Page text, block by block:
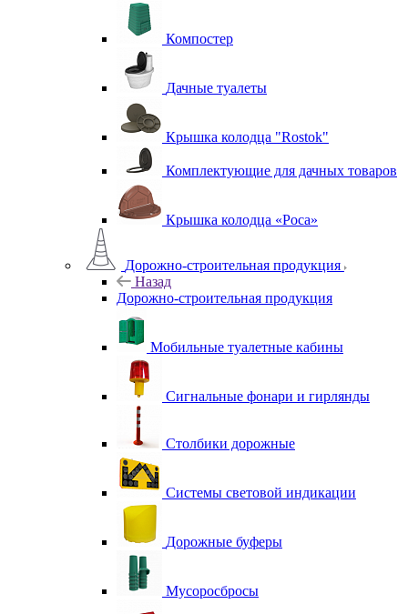
Компостер
Дачные туалеты
Крышка колодца "Rostok"
Комплектующие для дачных товаров
Крышка колодца «Роса»
Дорожно-строительная продукция
Назад
Дорожно-строительная продукция
Мобильные туалетные кабины
Сигнальные фонари и гирлянды
Столбики дорожные
Системы световой индикации
Дорожные буферы
Мусоросбросы